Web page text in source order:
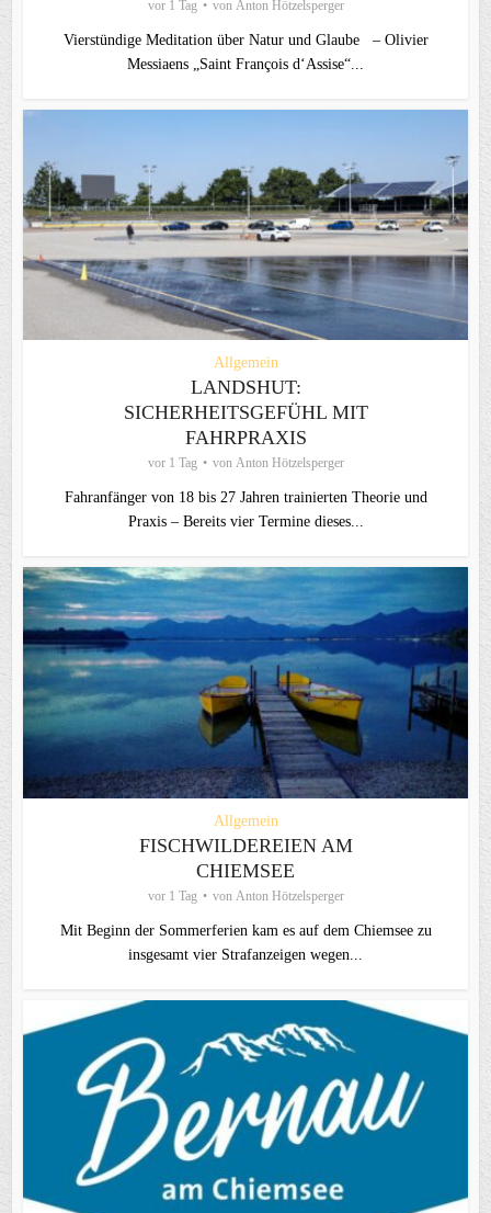
vor 1 Tag von Anton Hötzelsperger
Vierstündige Meditation über Natur und Glaube – Olivier
Messiaens „Saint François d‘Assise“...
Allgemein
LANDSHUT:
SICHERHEITSGEFÜHL MIT
FAHRPRAXIS
vor 1 Tag von Anton Hötzelsperger
Fahranfänger von 18 bis 27 Jahren trainierten Theorie und
Praxis – Bereits vier Termine dieses...
Allgemein
FISCHWILDEREIEN AM
CHIEMSEE
vor 1 Tag von Anton Hötzelsperger
Mit Beginn der Sommerferien kam es auf dem Chiemsee zu
insgesamt vier Strafanzeigen wegen...